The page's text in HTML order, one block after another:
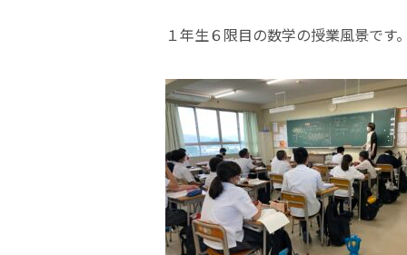
１年生６限目の数学の授業風景です